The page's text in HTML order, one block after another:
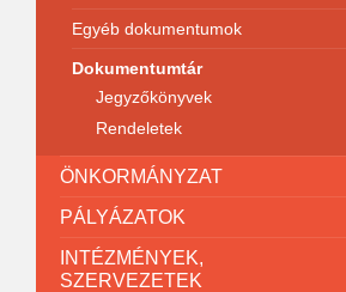
Egyéb dokumentumok
Dokumentumtár
Jegyzőkönyvek
Rendeletek
ÖNKORMÁNYZAT
PÁLYÁZATOK
INTÉZMÉNYEK,
SZERVEZETEK